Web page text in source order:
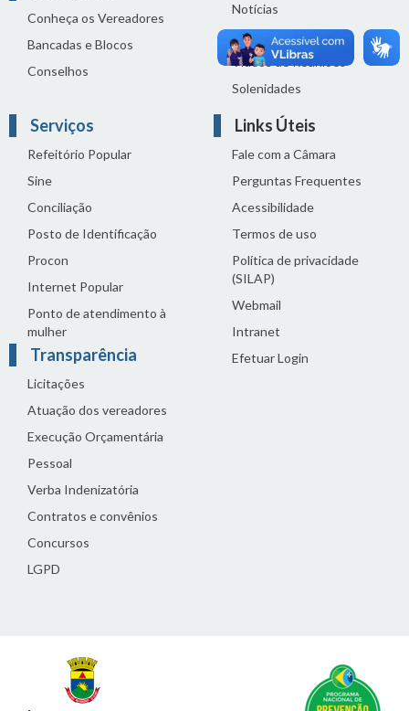
Conheça os Vereadores
Bancadas e Blocos
Conselhos
Notícias
Sala de Imprensa
Vídeos de Reuniões
Solenidades
Serviços
Refeitório Popular
Sine
Conciliação
Posto de Identificação
Procon
Internet Popular
Ponto de atendimento à
mulher
Transparência
Licitações
Atuação dos vereadores
Execução Orçamentária
Pessoal
Verba Indenizatória
Contratos e convênios
Concursos
LGPD
Links Úteis
Fale com a Câmara
Perguntas Frequentes
Acessibilidade
Termos de uso
Política de privacidade
(SILAP)
Webmail
Intranet
Efetuar Login